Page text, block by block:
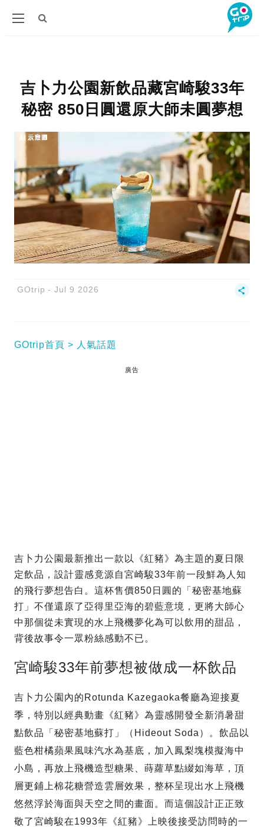
吉卜力公園新飲品藏宮崎駿33年
秘密 850日圓還原大師未圓夢想
GOtrip Jul 9 2026
GOtrip首頁 人氣話題
廣告
吉卜力公園最新推出一款以《紅豬》為主題的夏日限
定飲品，設計靈感竟源自宮崎駿33年前一段鮮為人知
的飛行夢想告白。這杯售價850日圓的「秘密基地蘇
打」不僅還原了亞得里亞海的碧藍意境，更將大師心
中那個從未實現的水上飛機夢化為可以飲用的甜品，
背後故事令一眾粉絲感動不已。
宮崎駿33年前夢想被做成一杯飲品
吉卜力公園內的Rotunda Kazegaoka餐廳為迎接夏
季，特別以經典動畫《紅豬》為靈感開發全新消暑甜
點飲品「秘密基地蘇打」（Hideout Soda）。飲品以
藍色柑橘蘋果風味汽水為基底，加入鳳梨塊模擬海中
小島，再放上飛機造型糖果、蒔蘿草點綴如海草，頂
層更鋪上棉花糖營造雲層效果，整杯呈現出水上飛機
悠然浮於海面與天空之間的畫面。而這個設計正正致
敬了宮崎駿在1993年《紅豬》上映後接受訪問時的一